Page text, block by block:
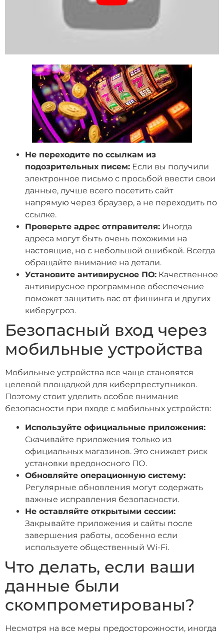
Не переходите по ссылкам из
подозрительных писем: Если вы получили
электронное письмо с просьбой ввести свои
данные, лучше всего посетить сайт
напрямую через браузер, а не переходить по
ссылке.
Проверьте адрес отправителя: Иногда
адреса могут быть очень похожими на
настоящие, но с небольшой ошибкой. Всегда
обращайте внимание на детали.
Установите антивирусное ПО: Качественное
антивирусное программное обеспечение
поможет защитить вас от фишинга и других
киберугроз.
Безопасный вход через
мобильные устройства
Мобильные устройства все чаще становятся
целевой площадкой для киберпреступников.
Поэтому стоит уделить особое внимание
безопасности при входе с мобильных устройств:
Используйте официальные приложения:
Скачивайте приложения только из
официальных магазинов. Это снижает риск
установки вредоносного ПО.
Обновляйте операционную систему:
Регулярные обновления могут содержать
важные исправления безопасности.
Не оставляйте открытыми сессии:
Закрывайте приложения и сайты после
завершения работы, особенно если
используете общественный Wi-Fi.
Что делать, если ваши
данные были
скомпрометированы?
Несмотря на все меры предосторожности, иногда